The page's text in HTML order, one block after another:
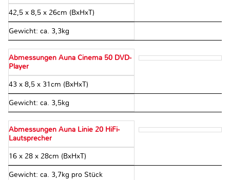
42,5 x 8,5 x 26cm (BxHxT)
Gewicht: ca. 3,3kg
Abmessungen Auna Cinema 50 DVD-
Player
43 x 8,5 x 31cm (BxHxT)
Gewicht: ca. 3,5kg
Abmessungen Auna Linie 20 HiFi-
Lautsprecher
16 x 28 x 28cm (BxHxT)
Gewicht: ca. 3,7kg pro Stück